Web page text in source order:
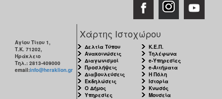
Αγίου Τίτου 1,
Τ.Κ. 71202,
Ηράκλειο
Τηλ.: 2813-409000
email:info@heraklion.gr
Χάρτης Ιστοχώρου
Δελτία Τύπου
Ανακοινώσεις
Διαγωνισμοί
Προσλήψεις
Διαβουλεύσεις
Εκδηλώσεις
Ο Δήμος
Υπηρεσίες
Κ.Ε.Π.
Τηλέφωνα
e-Υπηρεσίες
e-Αιτήματα
Η Πόλη
Ιστορία
Κνωσός
Μουσεία